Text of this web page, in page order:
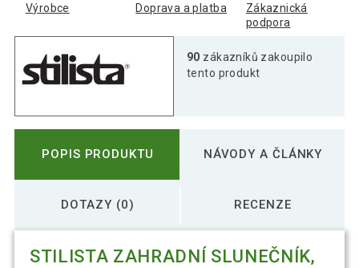
Výrobce Doprava a platba
Zákaznická
podpora
90 zákazníků zakoupilo
tento produkt
POPIS PRODUKTU NÁVODY A ČLÁNKY
DOTAZY (0) RECENZE
STILISTA ZAHRADNÍ SLUNEČNÍK,